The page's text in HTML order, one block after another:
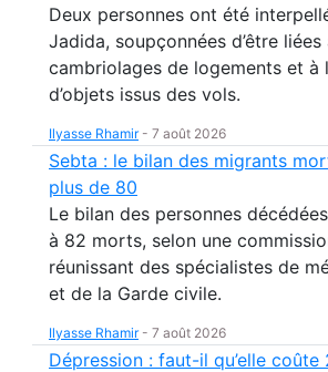
Deux personnes ont été
Jadida, soupçonnées d’être liées
cambriolages de logements et à
d’objets issus des vols.
Ilyasse Rhamir- 7 août 2026
Sebta : le bilan des migrants
plus de 80
Le bilan des personnes
à 82 morts, selon une
réunissant des spécialistes de
et de la Garde civile.
Ilyasse Rhamir- 7 août 2026
Dépression : faut-il qu’elle coûte